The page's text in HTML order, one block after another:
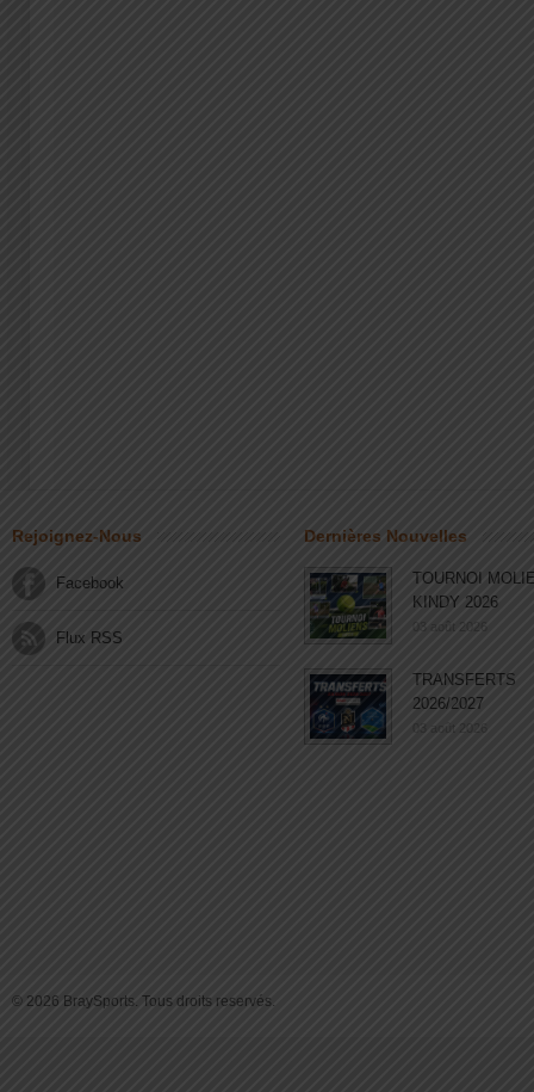
Rejoignez-Nous
Facebook
Flux RSS
Dernières Nouvelles
TOURNOI
KINDY 2026
03 août 2026
TRANSFERTS
2026/2027
03 août 2026
© 2026 BraySports. Tous droits reservés.